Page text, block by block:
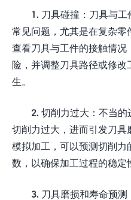
1. 刀具碰撞：刀具与
常见问题，尤其是在复杂零
查看刀具与工件的接触情
险，并调整刀具路径或修
生。
2. 切削力过大：不当
切削力过大，进而引发刀
模拟加工，可以预测切削
数，以确保加工过程的稳定
3. 刀具磨损和寿命预